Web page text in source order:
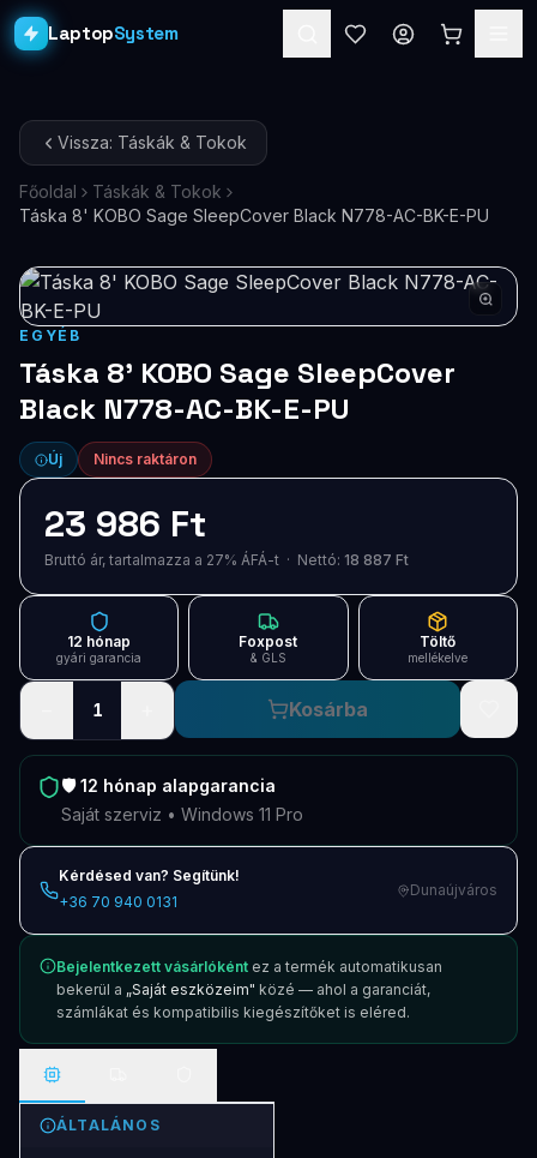
LaptopSystem
Asztali PC-k
Workstation PRO
Monitorok
Dokkolók
Kiegészítők
Akciók
Blog
Támogatás
Új termékek
Keresés
Vissza: Táskák & Tokok
Főoldal
Táskák & Tokok
Táska 8' KOBO Sage SleepCover Black N778-AC-BK-E-PU
EGYÉB
Táska 8' KOBO Sage SleepCover
Black N778-AC-BK-E-PU
Új Nincs raktáron
23 986 Ft
Bruttó ár, tartalmazza a 27% ÁFÁ-t · Nettó: 18 887 Ft
12 hónap
gyári garancia
Foxpost
& GLS
Töltő
mellékelve
1 Kosárba
🛡️12 hónap alapgarancia
Saját szerviz • Windows 11 Pro
Kérdésed van? Segítünk!
+36 70 940 0131
Dunaújváros
Bejelentkezett vásárlóként ez a termék automatikusan
bekerül a „Saját eszközeim" közé — ahol a garanciát,
számlákat és kompatibilis kiegészítőket is eléred.
ÁLTALÁNOS